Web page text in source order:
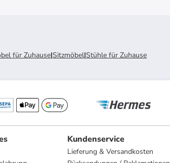
für Zuhause|Sitzmöbel|Stühle für Zuhause
Kundenservice
Lieferung & Versandkosten